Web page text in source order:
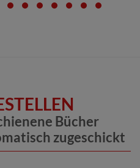
Bücher
zugeschickt